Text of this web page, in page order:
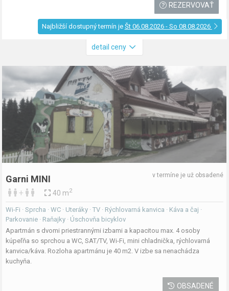
REZERVOVAŤ
Najbližší dostupný termín je Št 06.08.2026 - So 08.08.2026
detail ceny
Garni MINI
+ 40 m2
v termíne je už obsadené
Wi-Fi · Sprcha · WC · Uteráky · TV · Rýchlovarná kanvica · Káva a čaj ·
Parkovanie · Raňajky · Úschovňa bicyklov
Apartmán s dvomi priestrannými izbami a kapacitou max. 4 osoby
kúpeľňa so sprchou a WC, SAT/TV, Wi-Fi, mini chladnička, rýchlovarná
kanvica/káva. Rozloha apartmánu je 40 m2. V izbe sa nenachádza
kuchyňa.
OBSADENÉ